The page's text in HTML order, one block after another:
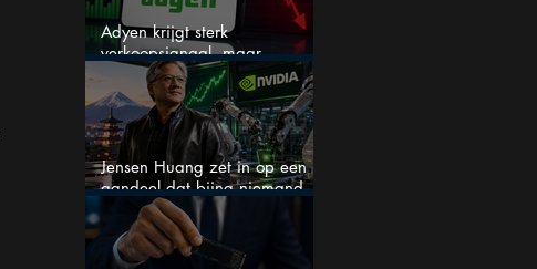
Adyen krijgt sterk
verkoopsignaal, maar
analisten zien juist een
koopkans
Jensen Huang zet in op een
aandeel dat bijna niemand